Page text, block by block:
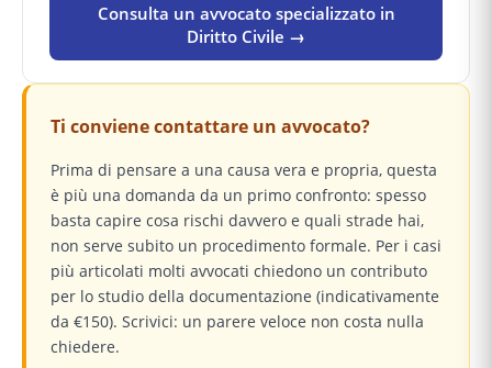
Consulta un avvocato specializzato in
Diritto Civile →
Ti conviene contattare un avvocato?
Prima di pensare a una causa vera e propria, questa
è più una domanda da un primo confronto: spesso
basta capire cosa rischi davvero e quali strade hai,
non serve subito un procedimento formale. Per i casi
più articolati molti avvocati chiedono un contributo
per lo studio della documentazione (indicativamente
da €150). Scrivici: un parere veloce non costa nulla
chiedere.